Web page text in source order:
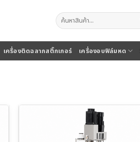
ค้นหา:
เครื่องติดฉลากสติ๊กเกอร์ เครื่องอบฟิล์มหด